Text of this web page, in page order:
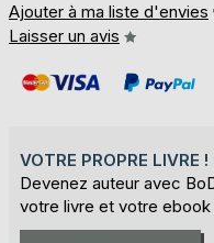
Ajouter à ma liste d'envies
Laisser un avis
VOTRE PROPRE LIVRE !
Devenez auteur avec
votre livre et votre ebook